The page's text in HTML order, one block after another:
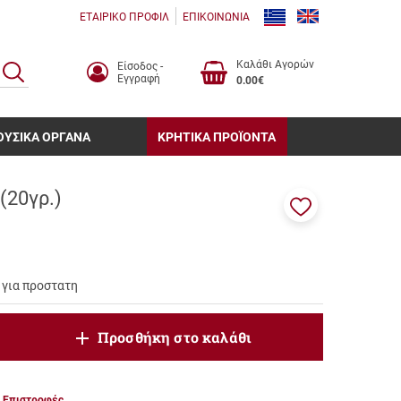
ΕΤΑΙΡΙΚΟ ΠΡΟΦΙΛ ΕΠΙΚΟΙΝΩΝΙΑ
ΑΝΑΖΗΤΗΣΗ
Είσοδος -
Εγγραφή
Καλάθι Αγορών
0.00€
ΟΡΓΑΝΑ ΚΡΗΤΙΚΑ ΠΡΟΪΟΝΤΑ
προστατη
Προσθήκη στο καλάθι